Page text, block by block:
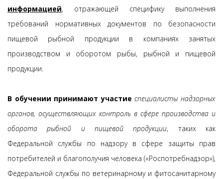
информацией, отражающей специфику выполнения
требований нормативных документов по безопасности
пищевой рыбной продукции в компаниях занятых
производством и оборотом рыбы, рыбной и пищевой
продукции.
В обучении принимают участие специалисты надзорных
органов, осуществляющих контроль в сфере производства и
оборота рыбной и пищевой продукции, таких как
Федеральной службы по надзору в сфере защиты прав
потребителей и благополучия человека («Роспотребнадзор»),
Федеральной службы по ветеринарному и фитосанитарному